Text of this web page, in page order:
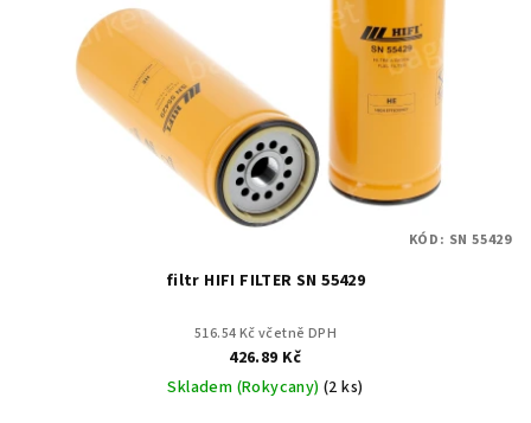
filtr HIFI FILTER SN 55429
516.54 Kč včetně DPH
426.89 Kč
Skladem (Rokycany)(2 ks)
KÓD: SN 55429